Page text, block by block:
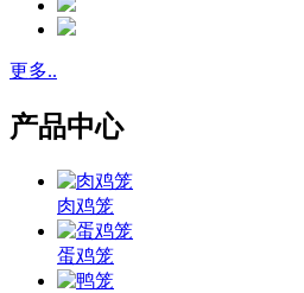
更多..
产品中心
肉鸡笼
蛋鸡笼